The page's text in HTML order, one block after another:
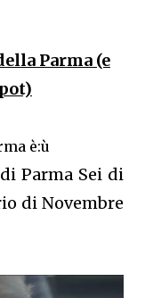
Parma (e
è:ù
Parma Sei di
di Novembre